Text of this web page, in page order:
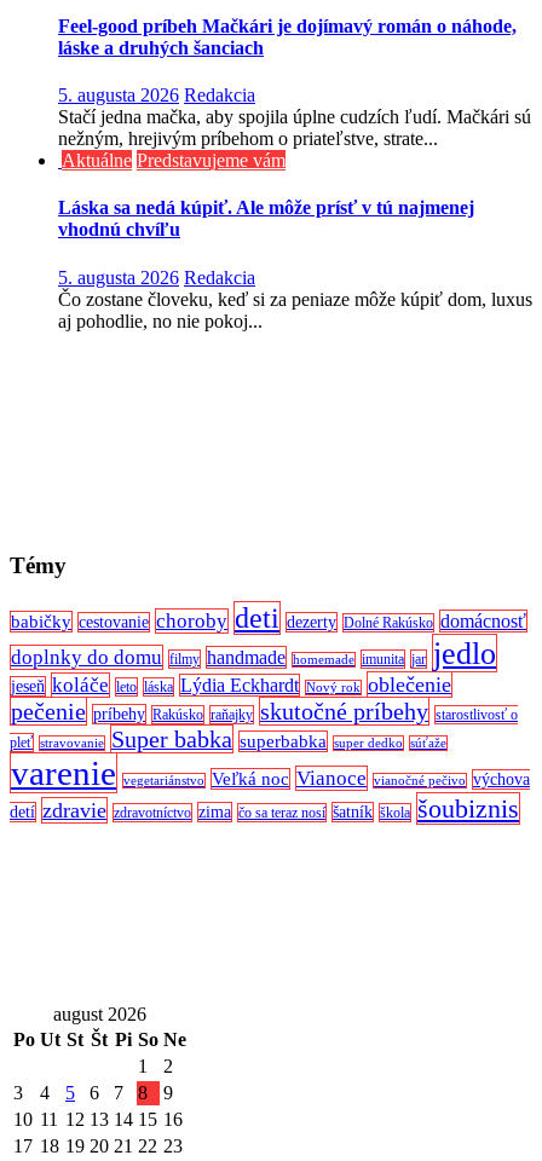
Feel-good príbeh Mačkári je dojímavý román o náhode,
láske a druhých šanciach
5. augusta 2026 Redakcia
Stačí jedna mačka, aby spojila úplne cudzích ľudí. Mačkári sú
nežným, hrejivým príbehom o priateľstve, strate...
Aktuálne Predstavujeme vám
Láska sa nedá kúpiť. Ale môže prísť v tú najmenej
vhodnú chvíľu
5. augusta 2026 Redakcia
Čo zostane človeku, keď si za peniaze môže kúpiť dom, luxus
aj pohodlie, no nie pokoj...
Témy
babičky cestovanie choroby deti dezerty Dolné Rakúsko domácnosť
doplnky do domu filmy handmade homemade imunita jar jedlo
jeseň koláče leto láska Lýdia Eckhardt Nový rok oblečenie
pečenie príbehy Rakúsko raňajky skutočné príbehy starostlivosť o
pleť stravovanie Super babka superbabka super dedko súťaže
varenie vegetariánstvo Veľká noc Vianoce vianočné pečivo
výchova
detí zdravie zdravotníctvo zima čo sa teraz nosí šatník škola šoubiznis
august 2026
Po Ut St Št Pi So Ne
1
2
3
4 5 6 7 8
9
10 11 12 13 14 15 16
17 18 19 20 21 22 23